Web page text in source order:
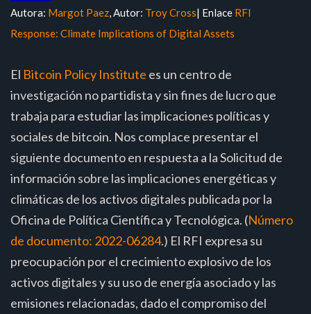
Autora: Margot Paez, Autor: Troy Cross| Enlace RFI
Response: Climate Implications of Digital Assets
El Bitcoin Policy Institute es un centro de
investigación no partidista y sin fines de lucro que
trabaja para estudiar las implicaciones políticas y
sociales de bitcoin. Nos complace presentar el
siguiente documento en respuesta a la Solicitud de
información sobre las implicaciones energéticas y
climáticas de los activos digitales publicada por la
Oficina de Política Científica y Tecnológica. (Número
de documento: 2022-06284.) El RFI expresa su
preocupación por el crecimiento explosivo de los
activos digitales y su uso de energía asociado y las
emisiones relacionadas, dado el compromiso del